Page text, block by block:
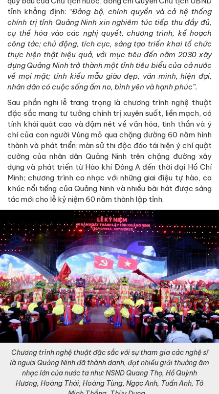
tỉnh khẳng định: “Đảng bộ, chính quyền và cả hệ thống
chính trị tỉnh Quảng Ninh xin nghiêm túc tiếp thu đầy đủ,
cụ thể hóa vào các nghị quyết, chương trình, kế hoạch
công tác; chủ động, tích cực, sáng tạo triển khai tổ chức
thực hiện thật hiệu quả, với mục tiêu đến năm 2030 xây
dựng Quảng Ninh trở thành một tỉnh tiêu biểu của cả nước
về mọi mặt; tỉnh kiểu mẫu giàu đẹp, văn minh, hiện đại,
nhân dân có cuộc sống ấm no, bình yên và hạnh phúc”.
Sau phần nghi lễ trang trọng là chương trình nghệ thuật
đặc sắc mang tư tưởng chính trị xuyên suốt, liền mạch, có
tính khái quát cao và đậm nét về văn hóa, tinh thần và ý
chí của con người Vùng mỏ qua chặng đường 60 năm hình
thành và phát triển; màn sử thi độc đáo tái hiện ý chí quật
cường của nhân dân Quảng Ninh trên chặng đường xây
dựng và phát triển từ Hào khí Đông A đến thời đại Hồ Chí
Minh; chương trình ca nhạc với những giai điệu tự hào, ca
khúc nổi tiếng của Quảng Ninh và nhiều bài hát được sáng
tác mới cho lễ kỷ niệm 60 năm thành lập tỉnh.
Chương trình nghệ thuật đặc sắc với sự tham gia các nghệ sĩ
là người Quảng Ninh đã thành danh, đạt nhiều giải thưởng âm
nhạc lớn của nước ta như: NSND Quang Thọ, Hồ Quỳnh
Hương, Hoàng Thái, Hoàng Tùng, Ngọc Anh, Tuấn Anh, Tô